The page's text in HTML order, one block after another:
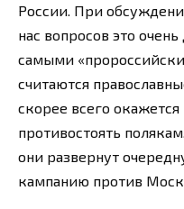
России. При
нас вопросов это
самыми
считаются
скорее всего
противостоять
они развернут
кампанию против